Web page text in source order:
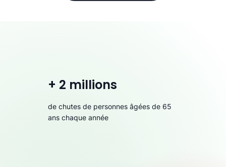
+ 2 millions
de chutes de personnes âgées de 65
ans chaque année